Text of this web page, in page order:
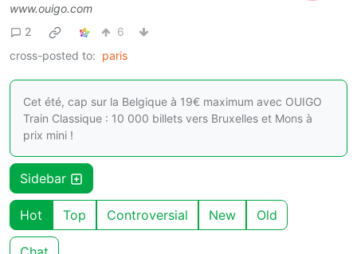
www.ouigo.com
2
6
cross-posted to: paris
Cet été, cap sur la Belgique à 19€ maximum avec OUIGO
Train Classique : 10 000 billets vers Bruxelles et Mons à
prix mini !
Sidebar
Hot Top Controversial New Old